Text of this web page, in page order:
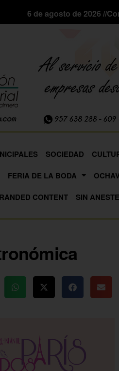
6 de agosto de 2026 //
SOCIEDAD
FERIA DE LA BODA
CONTENT
SIN